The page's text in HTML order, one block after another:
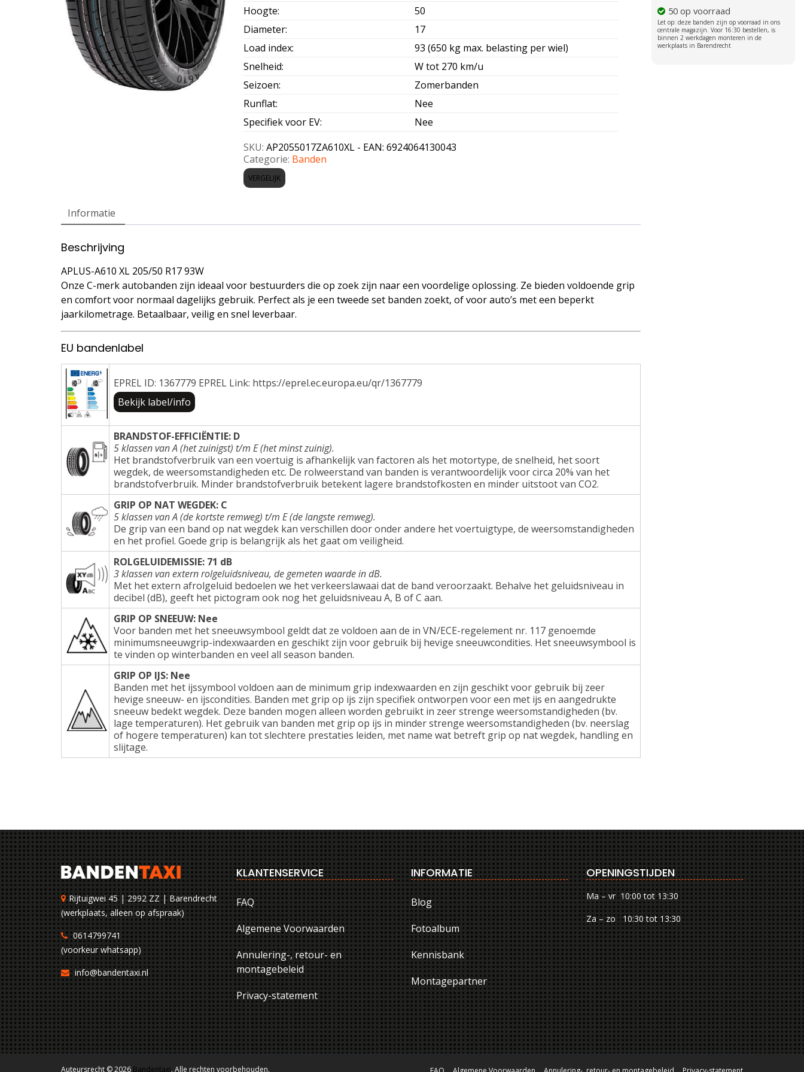
Hoogte:
50
Diameter:
17
Load index:
93 (650 kg max. belasting per wiel)
Snelheid:
W tot 270 km/u
Seizoen:
Zomerbanden
Runflat:
Nee
Specifiek voor EV:
Nee
SKU: AP2055017ZA610XL - EAN: 6924064130043
Categorie: Banden
VERGELIJK
50 op voorraad
Informatie
Beschrijving
APLUS-A610 XL 205/50 R17 93W
Onze C-merk autobanden zijn ideaal voor bestuurders die op zoek zijn naar een voordelige oplossing. Ze bieden voldoende grip
en comfort voor normaal dagelijks gebruik. Perfect als je een tweede set banden zoekt, of voor auto’s met een beperkt
jaarkilometrage. Betaalbaar, veilig en snel leverbaar.
EU bandenlabel
EPREL ID: 1367779 EPREL Link: https://eprel.ec.europa.eu/qr/1367779
Bekijk label/info
BRANDSTOF-EFFICIËNTIE: D
5 klassen van A (het zuinigst) t/m E (het minst zuinig).
Het brandstofverbruik van een voertuig is afhankelijk van factoren als het motortype, de snelheid, het soort
wegdek, de weersomstandigheden etc. De rolweerstand van banden is verantwoordelijk voor circa 20% van het
brandstofverbruik. Minder brandstofverbruik betekent lagere brandstofkosten en minder uitstoot van CO2.
GRIP OP NAT WEGDEK: C
5 klassen van A (de kortste remweg) t/m E (de langste remweg).
De grip van een band op nat wegdek kan verschillen door onder andere het voertuigtype, de weersomstandigheden
en het profiel. Goede grip is belangrijk als het gaat om veiligheid.
ROLGELUIDEMISSIE: 71 dB
3 klassen van extern rolgeluidsniveau, de gemeten waarde in dB.
Met het extern afrolgeluid bedoelen we het verkeerslawaai dat de band veroorzaakt. Behalve het geluidsniveau in
decibel (dB), geeft het pictogram ook nog het geluidsniveau A, B of C aan.
GRIP OP SNEEUW: Nee
Voor banden met het sneeuwsymbool geldt dat ze voldoen aan de in VN/ECE-regelement nr. 117 genoemde
minimumsneeuwgrip-indexwaarden en geschikt zijn voor gebruik bij hevige sneeuwcondities. Het sneeuwsymbool is
te vinden op winterbanden en veel all season banden.
GRIP OP IJS: Nee
Banden met het ijssymbool voldoen aan de minimum grip indexwaarden en zijn geschikt voor gebruik bij zeer
hevige sneeuw- en ijscondities. Banden met grip op ijs zijn specifiek ontworpen voor een met ijs en aangedrukte
sneeuw bedekt wegdek. Deze banden mogen alleen worden gebruikt in zeer strenge weersomstandigheden (bv.
lage temperaturen). Het gebruik van banden met grip op ijs in minder strenge weersomstandigheden (bv. neerslag
of hogere temperaturen) kan tot slechtere prestaties leiden, met name wat betreft grip op nat wegdek, handling en
slijtage.
Rijtuigwei 45 | 2992 ZZ | Barendrecht
(werkplaats, alleen op afspraak)
0614799741
(voorkeur whatsapp)
info@bandentaxi.nl
KLANTENSERVICE
FAQ
Algemene Voorwaarden
Annulering-, retour- en
montagebeleid
Privacy-statement
INFORMATIE
Blog
Fotoalbum
Kennisbank
Montagepartner
OPENINGSTIJDEN
Ma – vr 10:00 tot 13:30
Za – zo 10:30 tot 13:30
Auteursrecht © 2026 Bandentaxi. Alle rechten voorbehouden.